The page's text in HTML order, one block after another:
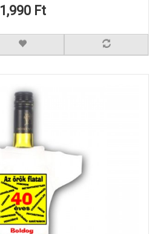
1,990 Ft